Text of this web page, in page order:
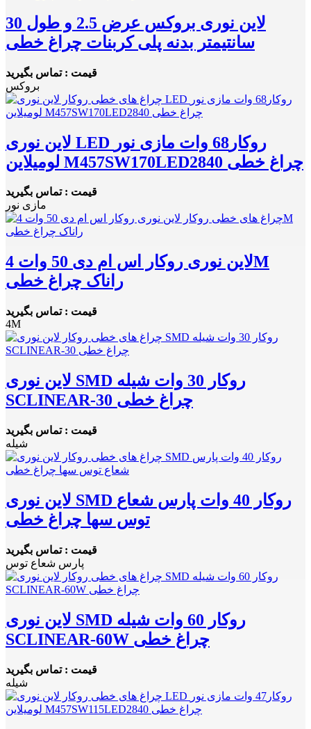
لاین نوری بروکس عرض 2.5 و طول 30
سانتیمتر بدنه پلی کربنات چراغ خطی
قیمت : تماس بگیرید
بروکس
لاین نوری LED روکار68 وات مازی نور
لومیلاین M457SW170LED2840 چراغ خطی
قیمت : تماس بگیرید
مازی نور
لاین نوری روکار اس ام دی 50 وات 4M
راناک چراغ خطی
قیمت : تماس بگیرید
4M
لاین نوری SMD روکار 30 وات شیله
SCLINEAR-30 چراغ خطی
قیمت : تماس بگیرید
شیله
لاین نوری SMD روکار 40 وات پارس شعاع
توس سها چراغ خطی
قیمت : تماس بگیرید
پارس شعاع توس
لاین نوری SMD روکار 60 وات شیله
SCLINEAR-60W چراغ خطی
قیمت : تماس بگیرید
شیله